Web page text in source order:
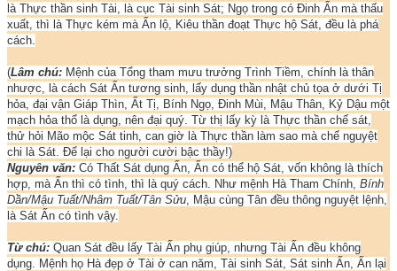
là Thực thần sinh Tài, là cục Tài sinh Sát; Ngọ trong có Đinh Ấn mà thấu
xuất, thì là Thực kém mà Ấn lộ, Kiêu thần đoạt Thực hộ Sát, đều là phá
cách.
(Lâm chú: Mệnh của Tổng tham mưu trưởng Trình Tiềm, chính là thân
nhược, là cách Sát Ấn tương sinh, lấy dụng thần nhật chủ tọa ở dưới Tị
hỏa, đại vận Giáp Thìn, Ất Tị, Bính Ngọ, Đinh Mùi, Mậu Thân, Kỷ Dậu một
mạch hỏa thổ là dụng, nên đại quý. Từ thị lấy kỳ là Thực thần chế sát,
thử hỏi Mão mộc Sát tinh, can giờ là Thực thần làm sao mà chế nguyệt
chi là Sát. Để lại cho người cười bậc thầy!)
Nguyên văn: Có Thất Sát dụng Ấn, Ấn có thể hộ Sát, vốn không là thích
hợp, mà Ấn thì có tình, thì là quý cách. Như mệnh Hà Tham Chính, Bính
Dần/Mậu Tuất/Nhâm Tuất/Tân Sửu , Mậu cùng Tân đều thông nguyệt lệnh,
là Sát Ấn có tình vậy.
Từ chú: Quan Sát đều lấy Tài Ấn phụ giúp, nhưng Tài Ấn đều không
dụng. Mệnh họ Hà đẹp ở Tài ở can năm, Tài sinh Sát, Sát sinh Ấn, Ấn lại